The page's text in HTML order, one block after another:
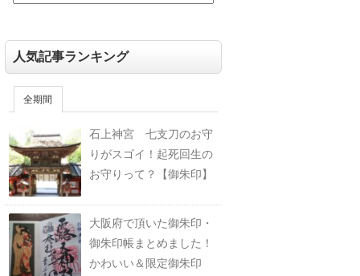
人気記事ランキング
全期間
石上神宮 七支刀のお守
りがスゴイ！起死回生の
お守りって？【御朱印】
大阪府で頂いた御朱印・
御朱印帳まとめました！
かわいい＆限定御朱印